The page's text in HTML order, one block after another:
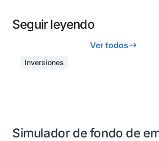
Seguir leyendo
Ver todos
Inversiones
Simulador de fondo de